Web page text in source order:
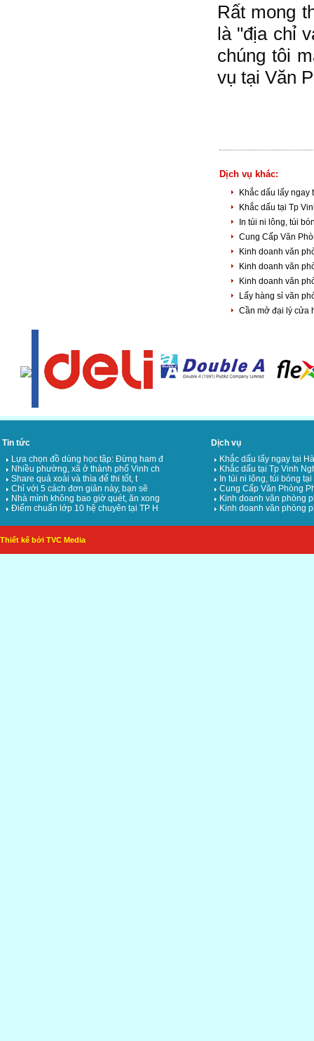
Rất mong
là "địa chỉ
chúng tôi
vụ tại Văn
Dịch vụ khác:
Khắc dấu lấy ngay
Khắc dấu tại Tp
In túi ni lông, túi
Cung Cấp Văn
Kinh doanh văn
Kinh doanh văn
Kinh doanh văn
Lấy hàng sỉ văn
Cần mở đại lý cửa
Tin tức
Lựa chọn đồ dùng học tập: Đừng ham đ
Nhiều phường, xã ở thành phố Vinh ch
Share quả xoài và thìa để thi tốt, t
Chỉ với 5 cách đơn giản này, bạn sẽ
Nhà mình không bao giờ quét, ăn xong
Điểm chuẩn lớp 10 hệ chuyên tại TP H
Dịch vụ
Khắc dấu lấy ngay tại
Khắc dấu tại Tp Vinh
In túi ni lông, túi bóng
Cung Cấp Văn Phòng
Kinh doanh văn phòng
Kinh doanh văn phòng
Thiết kế bởi TVC Media